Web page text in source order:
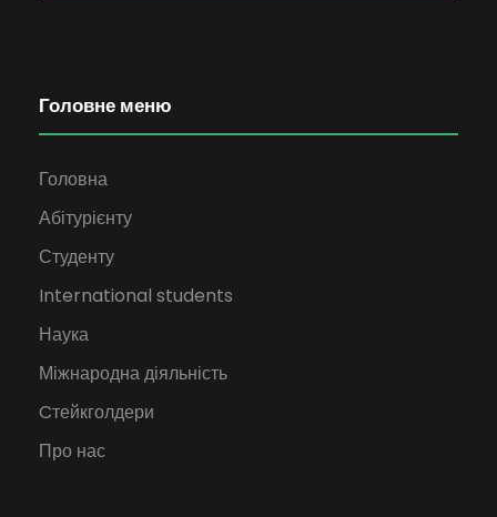
Головне меню
Головна
Абітурієнту
Студенту
International students
Наука
Міжнародна діяльність
Cтейкголдери
Про нас